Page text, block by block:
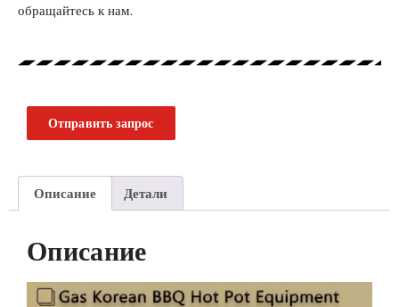
обращайтесь к нам.
Отправить запрос
Описание Детали
Описание